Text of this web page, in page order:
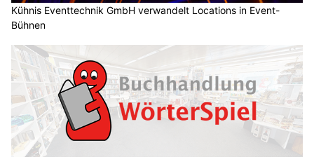
Kühnis Eventtechnik GmbH verwandelt Locations in Event-
Bühnen